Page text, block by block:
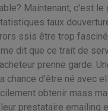
Maintenant, c'est le
taux
ssis être trop
dit que ce trait de
prenne garde.
chance d'être né avec
obtenir mass
prestataire emailing